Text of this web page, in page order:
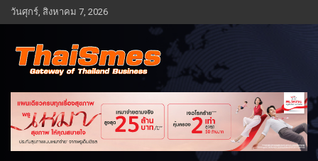
Skip
to
วันศุกร์, สิงหาคม 7, 2026
Thaismes